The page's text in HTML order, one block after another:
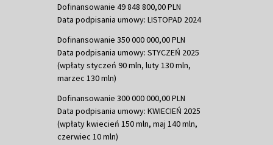
Dofinansowanie 49 848 800,00 PLN
Data podpisania umowy: LISTOPAD 2024
Dofinansowanie 350 000 000,00 PLN
Data podpisania umowy: STYCZEŃ 2025
(wpłaty styczeń 90 mln, luty 130 mln,
marzec 130 mln)
Dofinansowanie 300 000 000,00 PLN
Data podpisania umowy: KWIECIEŃ 2025
(wpłaty kwiecień 150 mln, maj 140 mln,
czerwiec 10 mln)